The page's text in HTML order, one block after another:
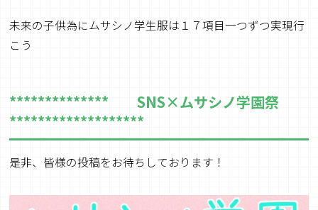
未来の子供為にムサシノ学生服は１７項目一つずつ実現行
こう
************** SNS×ムサシノ学園祭
*******************
是非、皆様の投稿をお待ちしております！